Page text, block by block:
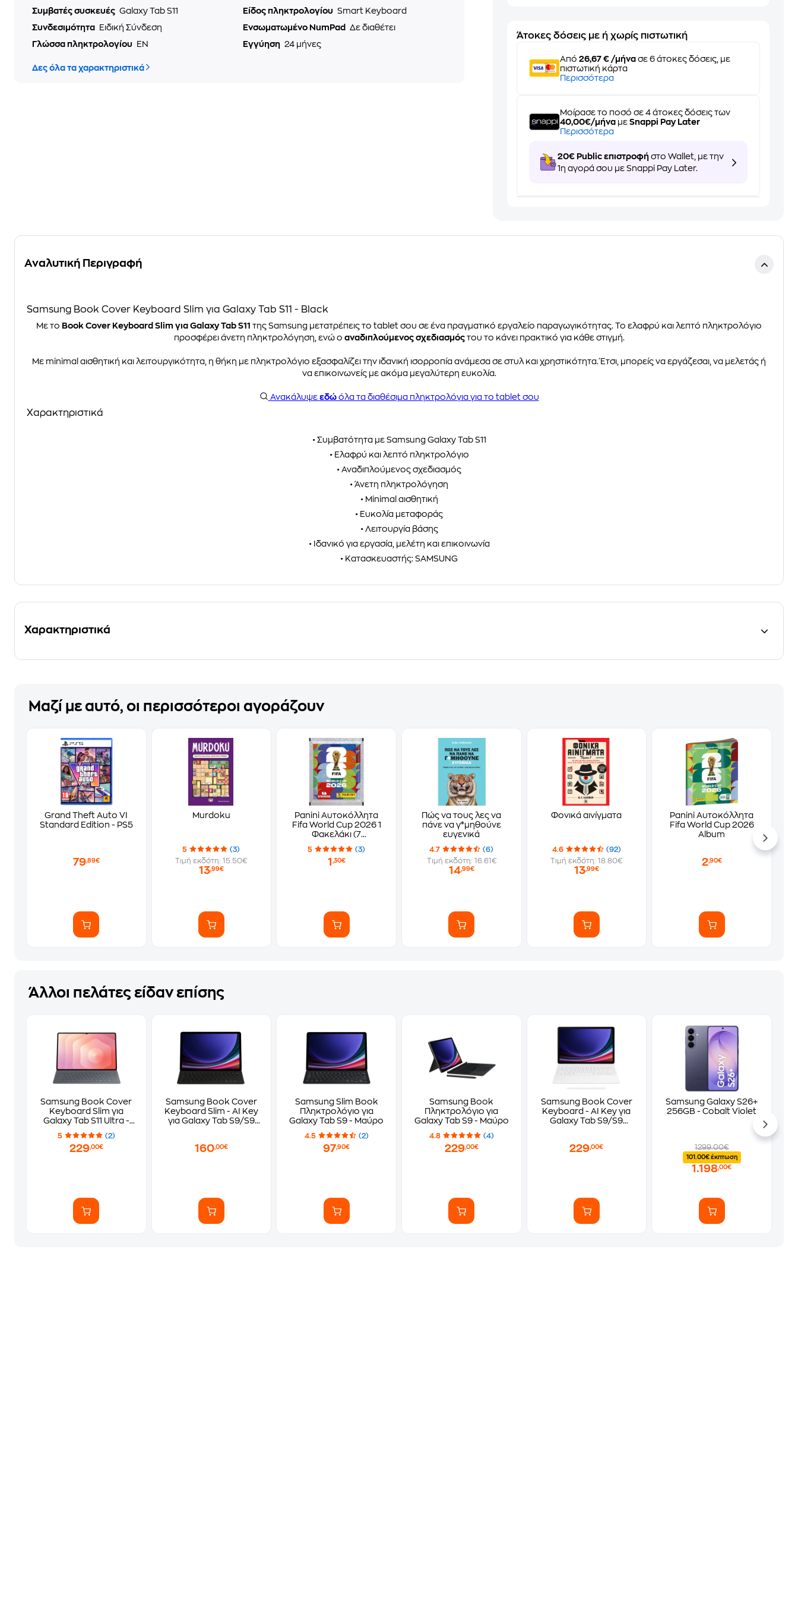
Συμβατές συσκευές Galaxy Tab S11 Είδος πληκτρολογίου Smart Keyboard
Συνδεσιμότητα
Ειδική Σύνδεση Ενσωματωμένο NumPad
Δε διαθέτει
Γλώσσα πληκτρολογίου
EN Εγγύηση 24 μήνες
Δες όλα τα χαρακτηριστικά
Άτοκες δόσεις με ή χωρίς πιστωτική
Από26,67 € /μήνα σε 6 άτοκες δόσεις, με
πιστωτική κάρτα
Περισσότερα
Μοίρασε το ποσό σε 4 άτοκες δόσεις των
40,00€/μήνα μεSnappi Pay Later
Περισσότερα
20€ Public επιστροφή στο Wallet, με την
1η αγορά σου με Snappi Pay Later.
Αναλυτική Περιγραφή
Samsung Book Cover Keyboard Slim για Galaxy Tab S11 - Black
Με το Book Cover Keyboard Slim για Galaxy Tab S11 της Samsung μετατρέπεις το tablet σου σε ένα πραγματικό εργαλείο παραγωγικότητας. Το ελαφρύ και λεπτό πληκτρολόγιο
προσφέρει άνετη πληκτρολόγηση, ενώ ο αναδιπλούμενος σχεδιασμόςτου το κάνει πρακτικό για κάθε στιγμή.
Με minimal αισθητική και λειτουργικότητα, η θήκη με πληκτρολόγιο εξασφαλίζει την ιδανική ισορροπία ανάμεσα σε στυλ και χρηστικότητα. Έτσι, μπορείς να εργάζεσαι, να μελετάς ή
να επικοινωνείς με ακόμα μεγαλύτερη ευκολία.
Ανακάλυψε εδώόλα τα διαθέσιμα πληκτρολόγια για το tablet σου
Χαρακτηριστικά
• Συμβατότητα με Samsung Galaxy Tab S11
• Ελαφρύ και λεπτό πληκτρολόγιο
• Αναδιπλούμενος σχεδιασμός
• Άνετη πληκτρολόγηση
• Minimal αισθητική
• Ευκολία μεταφοράς
• Λειτουργία βάσης
• Ιδανικό για εργασία, μελέτη και επικοινωνία
• Κατασκευαστής: SAMSUNG
Χαρακτηριστικά
Μαζί με αυτό, οι περισσότεροι αγοράζουν
Grand Theft Auto VI
Standard Edition - PS5
79,89€
Murdoku
5
(3)
Τιμή εκδότη: 15.50€
13,99€
Panini Αυτοκόλλητα
Fifa World Cup 2026 1
Φακελάκι (7
Αυτοκόλλητα)
5 (3)
1 ,30€
Πώς να τους λες να
πάνε να γ*μηθούνε
ευγενικά
4.7
(6)
Τιμή εκδότη: 16.61€
14,99€
Φονικά αινίγματα
4.6
(92)
Τιμή εκδότη: 18.80€
13,99€
Panini Αυτοκόλλητα
Fifa World Cup 2026
Album
2,90€
Άλλοι πελάτες είδαν επίσης
Samsung Book Cover
Keyboard Slim για
Galaxy Tab S11 Ultra -
Black
5 (2)
229,00€
Samsung Book Cover
Keyboard Slim - AI Key
για Galaxy Tab S9/S9
160,00€
Samsung Slim Book
Πληκτρολόγιο για
Galaxy Tab S9 - Μαύρο
4.5 (2)
97,90€
Samsung Book
Πληκτρολόγιο για
Galaxy Tab S9 - Μαύρο
4.8 (4)
229,00€
Samsung Book Cover
Keyboard - AI Key για
Galaxy Tab S9/S9
229,00€
Samsung Galaxy S26+
256GB - Cobalt Violet
1299.00€
101.00€ έκπτωση
1.198,00€